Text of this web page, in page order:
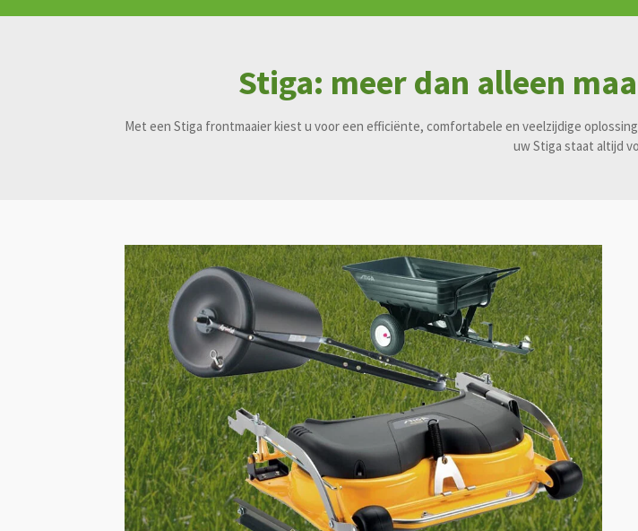
Stiga: meer dan alleen
Met een Stiga frontmaaier kiest u voor een efficiënte, comfortabele en veelzijdige
uw Stiga staat altijd